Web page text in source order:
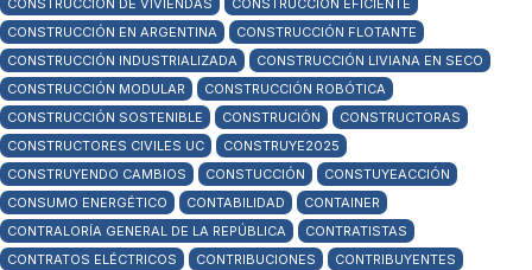
CONSTRUCCIÓN DE VIVIENDAS
CONSTRUCCIÓN EFICIENTE
CONSTRUCCIÓN EN ARGENTINA
CONSTRUCCIÓN FLOTANTE
CONSTRUCCIÓN INDUSTRIALIZADA
CONSTRUCCIÓN LIVIANA EN SECO
CONSTRUCCIÓN MODULAR
CONSTRUCCIÓN ROBÓTICA
CONSTRUCCIÓN SOSTENIBLE
CONSTRUCIÓN
CONSTRUCTORAS
CONSTRUCTORES CIVILES UC
CONSTRUYE2025
CONSTRUYENDO CAMBIOS
CONSTUCCIÓN
CONSTUYEACCIÓN
CONSUMO ENERGÉTICO
CONTABILIDAD
CONTAINER
CONTRALORÍA GENERAL DE LA REPÚBLICA
CONTRATISTAS
CONTRATOS ELÉCTRICOS
CONTRIBUCIONES
CONTRIBUYENTES